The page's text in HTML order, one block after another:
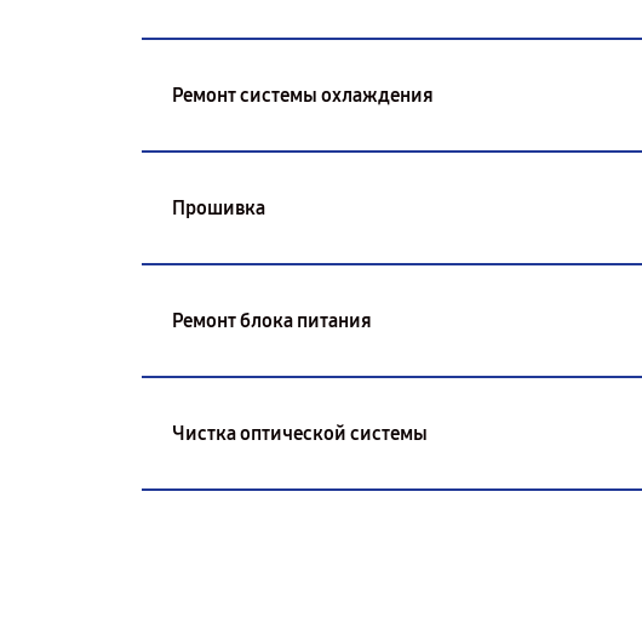
Ремонт системы охлаждения
Прошивка
Ремонт блока питания
Чистка оптической системы